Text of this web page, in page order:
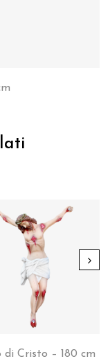
di Cristo – 180 cm